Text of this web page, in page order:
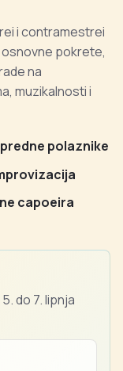
i contramestrei
osnovne pokrete,
na
muzikalnosti i
polaznike
capoeira
do 7. lipnja